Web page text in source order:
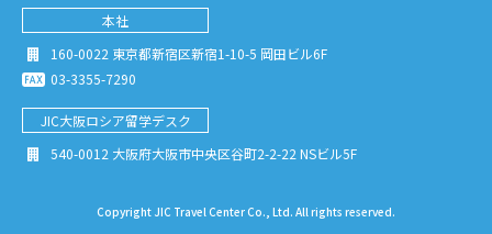
本社
160-0022 東京都新宿区新宿1-10-5 岡田ビル6F
03-3355-7290
JIC大阪ロシア留学デスク
540-0012 大阪府大阪市中央区谷町2-2-22 NSビル5F
Copyright JIC Travel Center Co., Ltd. All rights reserved.